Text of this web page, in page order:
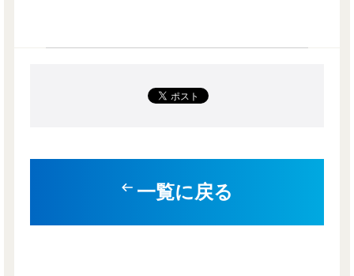
一覧に戻る